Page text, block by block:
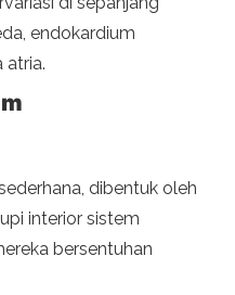
endokardium
atria.
dibentuk oleh
interior sistem
bersentuhan